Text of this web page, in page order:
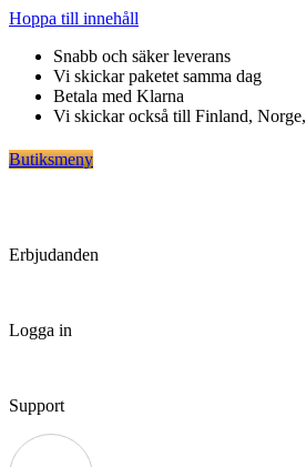
Hoppa till innehåll
Snabb och säker leverans
Vi skickar paketet samma dag
Betala med Klarna
Vi skickar också till Finland,
Butiksmeny
Erbjudanden
Logga in
Support